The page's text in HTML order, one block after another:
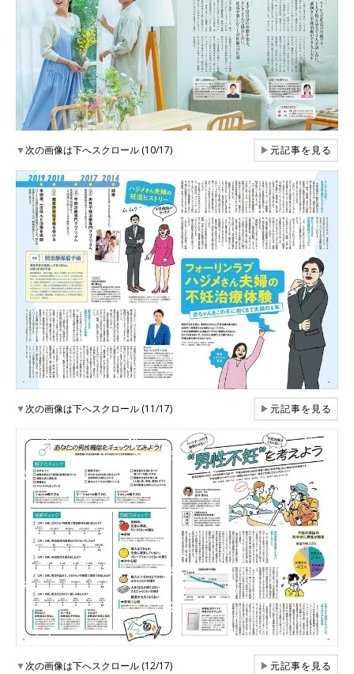
▼次の画像は下へスクロール (10/17) ▶元記事を見る
▼次の画像は下へスクロール (11/17) ▶元記事を見る
▼次の画像は下へスクロール (12/17) ▶元記事を見る